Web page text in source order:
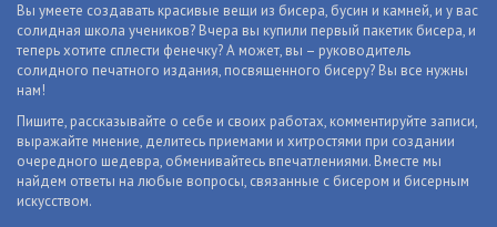
Вы умеете создавать красивые вещи из бисера, бусин и камней, и у вас
солидная школа учеников? Вчера вы купили первый пакетик бисера, и
теперь хотите сплести фенечку? А может, вы – руководитель
солидного печатного издания, посвященного бисеру? Вы все нужны
нам!
Пишите, рассказывайте о себе и своих работах, комментируйте записи,
выражайте мнение, делитесь приемами и хитростями при создании
очередного шедевра, обменивайтесь впечатлениями. Вместе мы
найдем ответы на любые вопросы, связанные с бисером и бисерным
искусством.